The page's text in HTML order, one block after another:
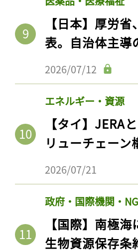
【日本】厚労
表。自治体主導
2026/07/12
エネルギー・資源
【タイ】JERA
リューチェーン
2026/07/21
政府・国際機関・
【国際】南極
生物資源保存条